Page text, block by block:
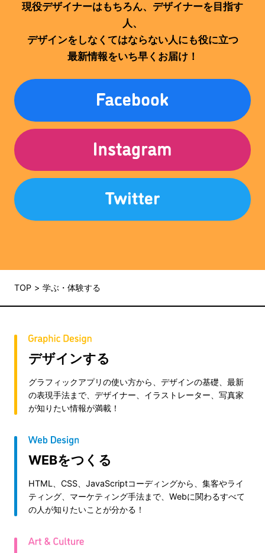
現役デザイナーはもちろん、デザイナーを目指す
人、
デザインをしなくてはならない人にも役に立つ
最新情報をいち早くお届け！
TOP 学ぶ・体験する
デザインする
グラフィックアプリの使い方から、デザインの基礎、最新
の表現手法まで、デザイナー、イラストレーター、写真家
が知りたい情報が満載！
WEBをつくる
HTML、CSS、JavaScriptコーディングから、集客やライ
ティング、マーケティング手法まで、Webに関わるすべて
の人が知りたいことが分かる！